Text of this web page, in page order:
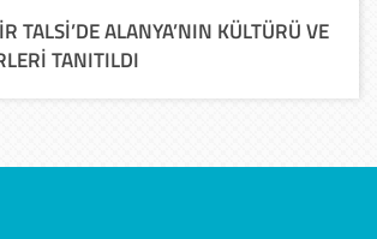
TALSİ’DE ALANYA’NIN KÜLTÜRÜ VE
TANITILDI